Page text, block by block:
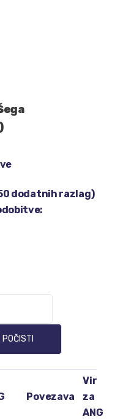
dodatnih razlag)
Povezava
Vir
za
ANG